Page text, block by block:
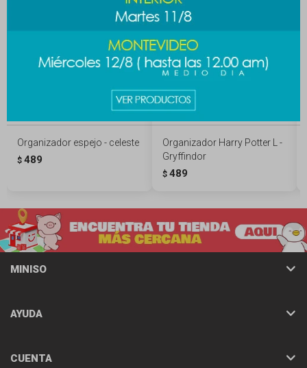
Organizador espejo - celeste
$ 489
Organizador Harry Potter L -
Gryffindor
$ 489
MINISO
AYUDA
CUENTA